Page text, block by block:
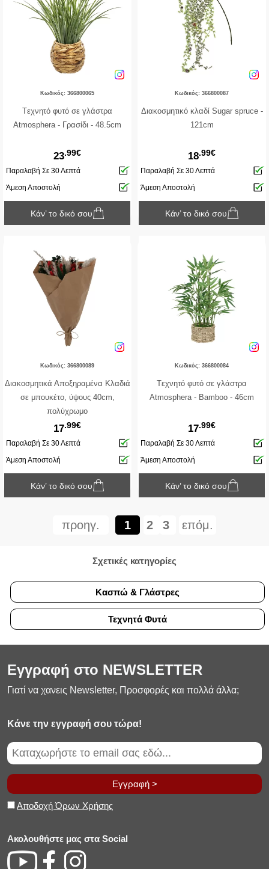
Κωδικός: 366800065
Tεχνητό φυτό σε γλάστρα
Atmosphera - Γρασίδι - 48.5cm
23.99€
Παραλαβή Σε 30 Λεπτά
Άμεση Αποστολή
Κάν’ το δικό σου
Κωδικός: 366800087
Διακοσμητικό κλαδί Sugar spruce -
121cm
18.99€
Παραλαβή Σε 30 Λεπτά
Άμεση Αποστολή
Κάν’ το δικό σου
Κωδικός: 366800089
Διακοσμητικά Αποξηραμένα Κλαδιά
σε μπουκέτο, ύψους 40cm,
πολύχρωμο
17.99€
Παραλαβή Σε 30 Λεπτά
Άμεση Αποστολή
Κάν’ το δικό σου
Κωδικός: 366800084
Tεχνητό φυτό σε γλάστρα
Atmosphera - Βamboo - 46cm
17.99€
Παραλαβή Σε 30 Λεπτά
Άμεση Αποστολή
Κάν’ το δικό σου
προηγ. 1 2 3 επόμ.
Σχετικές κατηγορίες
Κασπώ & Γλάστρες
Τεχνητά Φυτά
Εγγραφή στο NEWSLETTER
Γιατί να χανεις Newsletter, Προσφορές και πολλά άλλα;
Κάνε την εγγραφή σου τώρα!
Εγγραφή >
Αποδοχή Όρων Χρήσης
Ακολουθήστε μας στα Social